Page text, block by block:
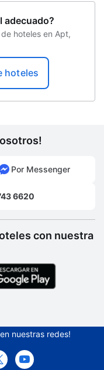
adecuado?
hoteles en Apt,
hoteles
Por Messenger
6620
con nuestra
nuestras redes!